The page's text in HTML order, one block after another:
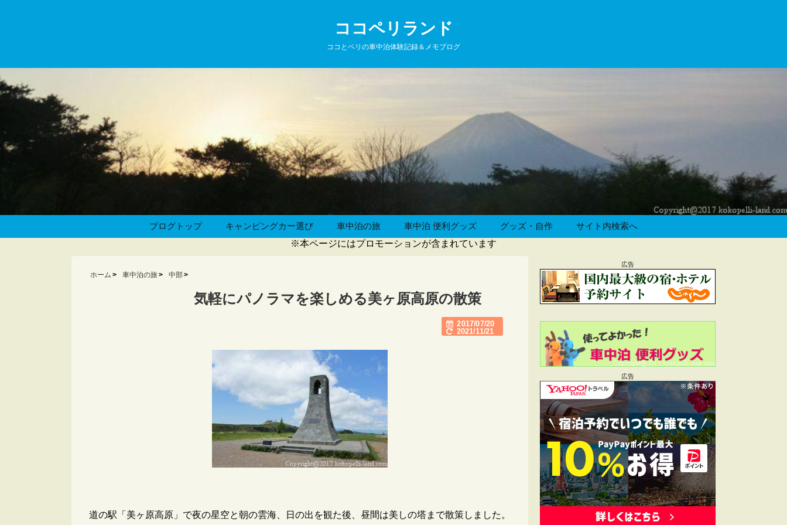
ココペリランド
ココとペリの車中泊体験記録＆メモブログ
ブログトップ キャンピングカー選び 車中泊の旅 車中泊 便利グッズ グッズ・自作
サイト内検索へ
※本ページにはプロモーションが含まれています
ホーム 車中泊の旅 中部
気軽にパノラマを楽しめる美ヶ原高原の散策
2017/07/20
2021/11/21
道の駅「美ヶ原高原」で夜の星空と朝の雲海、日の出を観た後、昼間は美しの塔まで散策しました。
広告
広告